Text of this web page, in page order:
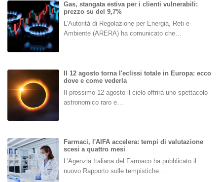
Gas, stangata estiva per i clienti vulnerabili:
prezzo su del 9,7%
L'Autorità di Regolazione per Energia, Reti e
Ambiente (ARERA) ha comunicato che…
Il 12 agosto torna l'eclissi totale in Europa: ecco
dove e come vederla
Il prossimo 12 agosto il cielo offrirà uno spettacolo
astronomico raro e…
Farmaci, l'AIFA accelera: tempi di valutazione
scesi a quattro mesi
L'Agenzia Italiana del Farmaco ha pubblicato il
nuovo Rapporto sulle tempistiche…